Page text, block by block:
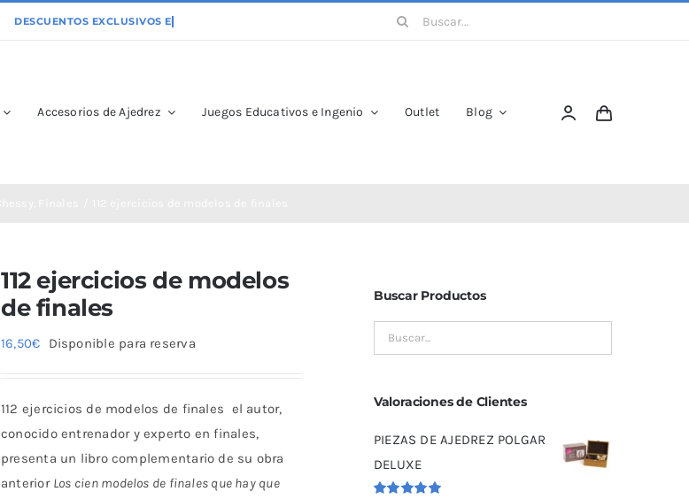
Buscar:
Accesorios de Ajedrez Juegos Educativos e Ingenio Outlet Blog
112 ejercicios de modelos
de finales
16,50€ Disponible para reserva
112 ejercicios de modelos de finales el autor,
conocido entrenador y experto en finales,
presenta un libro complementario de su obra
anterior Los cien modelos de finales que hay que
Buscar Productos
Valoraciones de Clientes
PIEZAS DE AJEDREZ POLGAR
DELUXE